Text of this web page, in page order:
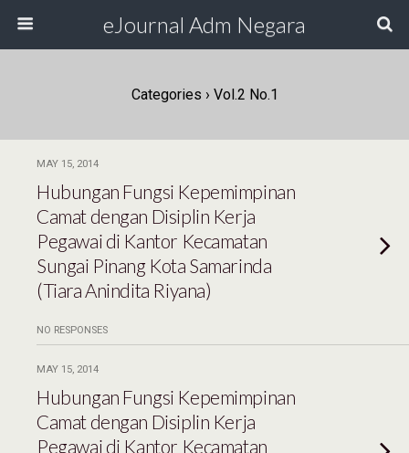
eJournal Adm Negara
Categories › Vol.2 No.1
MAY 15, 2014
Hubungan Fungsi Kepemimpinan
Camat dengan Disiplin Kerja
Pegawai di Kantor Kecamatan
Sungai Pinang Kota Samarinda
(Tiara Anindita Riyana)
NO RESPONSES
MAY 15, 2014
Hubungan Fungsi Kepemimpinan
Camat dengan Disiplin Kerja
Pegawai di Kantor Kecamatan